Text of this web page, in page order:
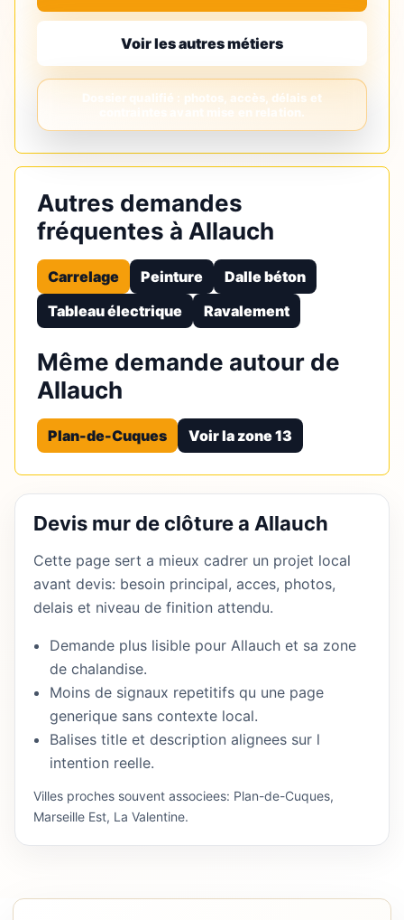
Voir les autres métiers
Autres demandes
fréquentes à Allauch
Carrelage Peinture
Dalle béton
Tableau électrique
Ravalement
Même demande autour de
Allauch
Plan-de-Cuques Voir la zone 13
Devis mur de clôture a Allauch
Cette page sert a mieux cadrer un projet local
avant devis: besoin principal, acces, photos,
delais et niveau de finition attendu.
Demande plus lisible pour Allauch et sa zone
de chalandise.
Moins de signaux repetitifs qu une page
generique sans contexte local.
Balises title et description alignees sur l
intention reelle.
Villes proches souvent associees: Plan-de-Cuques,
Marseille Est, La Valentine.